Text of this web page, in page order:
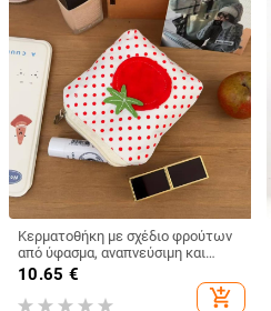
Κερματοθήκη με σχέδιο φρούτων
από ύφασμα, αναπνεύσιμη και
εξαιρετικά ελαφριά, κατάλληλη
για αποθήκευση
10.65 €
add_shopping_cart